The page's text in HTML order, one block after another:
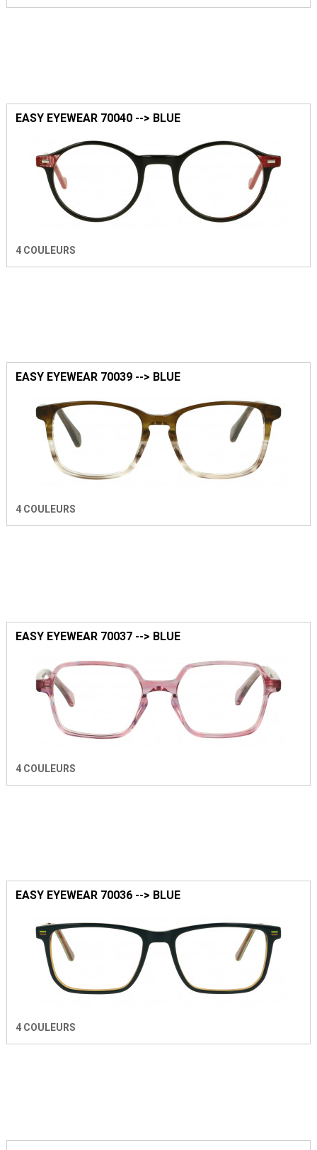
EASY EYEWEAR 70040 --> BLUE
4 COULEURS
EASY EYEWEAR 70039 --> BLUE
4 COULEURS
EASY EYEWEAR 70037 --> BLUE
4 COULEURS
EASY EYEWEAR 70036 --> BLUE
4 COULEURS